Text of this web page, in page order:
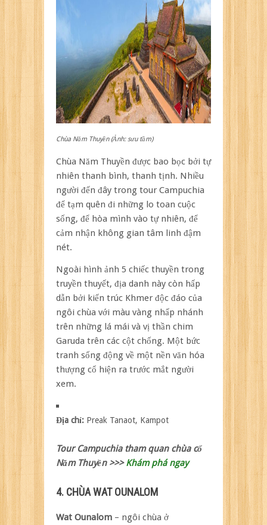
Chùa Năm Thuyền (Ảnh: sưu tầm)
Chùa Năm Thuyền được bao bọc bởi tự
nhiên thanh bình, thanh tịnh. Nhiều
người đến đây trong tour Campuchia
để tạm quên đi những lo toan cuộc
sống, để hòa mình vào tự nhiên, để
cảm nhận không gian tâm linh đậm
nét.
Ngoài hình ảnh 5 chiếc thuyền trong
truyền thuyết, địa danh này còn hấp
dẫn bởi kiến trúc Khmer độc đáo của
ngôi chùa với màu vàng nhấp nhánh
trên những lá mái và vị thần chim
Garuda trên các cột chống. Một bức
tranh sống động về một nền văn hóa
thượng cổ hiện ra trước mắt người
xem.
Địa chỉ: Preak Tanaot, Kampot
Tour Campuchia tham quan chùa cổ
Năm Thuyền >>> Khám phá ngay
4. CHÙA WAT OUNALOM
Wat Ounalom – ngôi chùa ở